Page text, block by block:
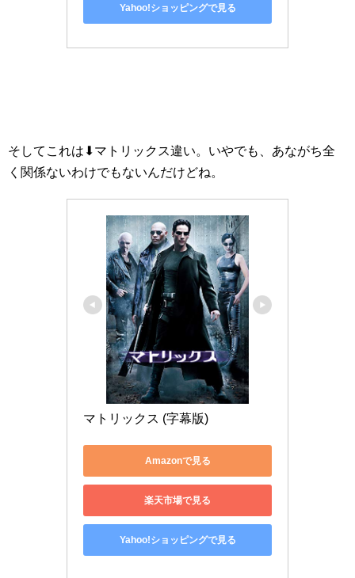
Yahoo!ショッピングで見る
そしてこれは⬇マトリックス違い。いやでも、あながち全
く関係ないわけでもないんだけどね。
マトリックス (字幕版)
Amazonで見る
楽天市場で見る
Yahoo!ショッピングで見る